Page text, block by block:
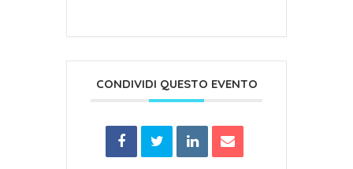
CONDIVIDI QUESTO EVENTO